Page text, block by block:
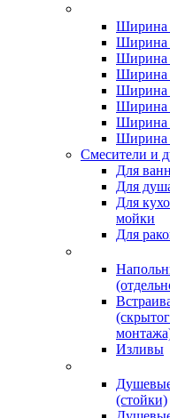
Ширина
Ширина
Ширина
Ширина
Ширина
Ширина
Ширина
Ширина
Смесители и
Для
Для
Для
мойки
Для
Изливы
(стойки)